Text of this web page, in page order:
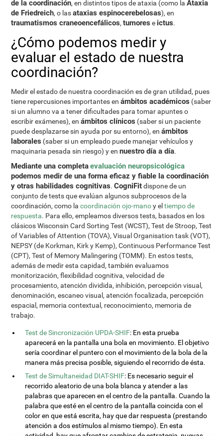
de la coordinación, en distintos tipos de ataxia (como laAtaxia
de Friedreich, o lasataxias espinocerebelosas), en
traumatismos craneoencefálicos,tumores e ictus.
¿Cómo podemos medir y
evaluar el estado de nuestra
coordinación?
Medir el estado de nuestra coordinación es de gran utilidad, pues
tiene repercusiones importantes enámbitos académicos (saber
si un alumno va a tener dificultades para tomar apuntes o
escribir exámenes), enámbitos clínicos (saber si un paciente
puede desplazarse sin ayuda por su entorno), enámbitos
laborales (saber si un empleado puede manejar vehículos y
maquinaria pesada sin riesgo) y ennuestro día a día.
Mediante una completaevaluación neuropsicológica
podemos medir de una forma eficaz y fiable la coordinación
y otras habilidades cognitivas.CogniFitdispone de un
conjunto de tests que evalúan algunos subprocesos de la
coordinación, como lacoordinación ojo-manoy eltiempo de
respuesta. Para ello, empleamos diversos tests, basados en los
clásicos Wisconsin Card Sorting Test (WCST), Test de Stroop, Test
of Variables of Attention (TOVA), Visual Organisation task (VOT),
NEPSY (de Korkman, Kirk y Kemp), Continuous Performance Test
(CPT), Test of Memory Malingering (TOMM). En estos tests,
además de medir esta capidad, también evaluamos
monitorización, flexibilidad cognitiva, velocidad de
procesamiento, atención dividida, inhibición, percepción visual,
denominación, escaneo visual, atención focalizada, percepción
espacial, memoria contextual, reconocimiento, memoria de
trabajo.
Test de Sincronización UPDA-SHIF: En esta prueba
aparecerá en la pantalla una bola en movimiento. El objetivo
sería coordinar el puntero con el movimiento de la bola de la
manera más precisa posible, siguiendo el recorrido de ésta.
Test de Simultaneidad DIAT-SHIF: Es necesario seguir el
recorrido aleatorio de una bola blanca y atender a las
palabras que aparecen en el centro de la pantalla. Cuando la
palabra que esté en el centro de la pantalla coincida con el
color en que está escrita, hay que dar respuesta (prestando
atención a dos estímulos al mismo tiempo). En esta